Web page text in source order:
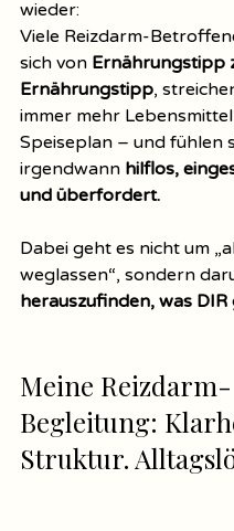
wieder:
Viele Reizdarm-
sich von Ernährungstipp
Ernährungstipp,
immer mehr
Speiseplan – und fühlen
irgendwann hilflos,
und überfordert.
Dabei geht es nicht um
weglassen“, sondern
herauszufinden, was DIR
Meine Reizdarm-
Begleitung:
Struktur.